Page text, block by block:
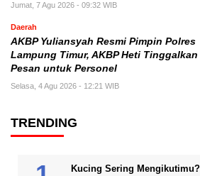
Jumat, 7 Agu 2026 - 09:32 WIB
Daerah
AKBP Yuliansyah Resmi Pimpin Polres
Lampung Timur, AKBP Heti Tinggalkan
Pesan untuk Personel
Selasa, 4 Agu 2026 - 12:21 WIB
TRENDING
Kucing Sering